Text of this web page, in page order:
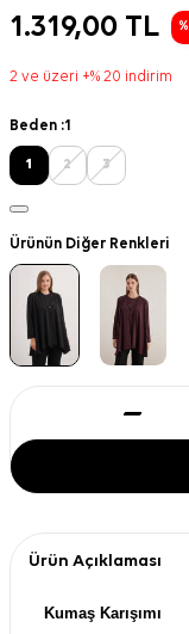
1.319,00 TL %
2 ve üzeri +% 20 indirim
Beden :1
1 2 3
Ürünün Diğer Renkleri
Ürün Açıklaması
Kumaş Karışımı